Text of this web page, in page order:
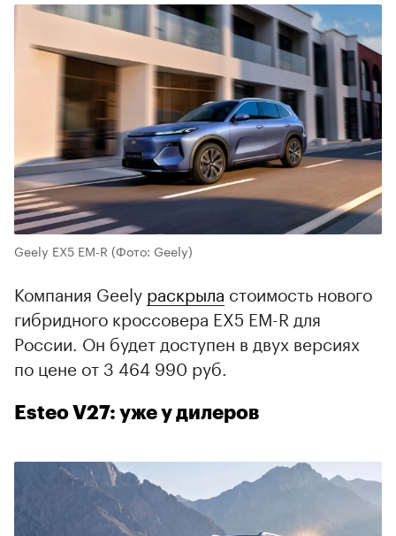
Geely EX5 EM-R (Фото: Geely)
Компания Geely раскрыла стоимость нового
гибридного кроссовера EX5 EM-R для
России. Он будет доступен в двух версиях
по цене от 3 464 990 руб.
Esteo V27: уже у дилеров